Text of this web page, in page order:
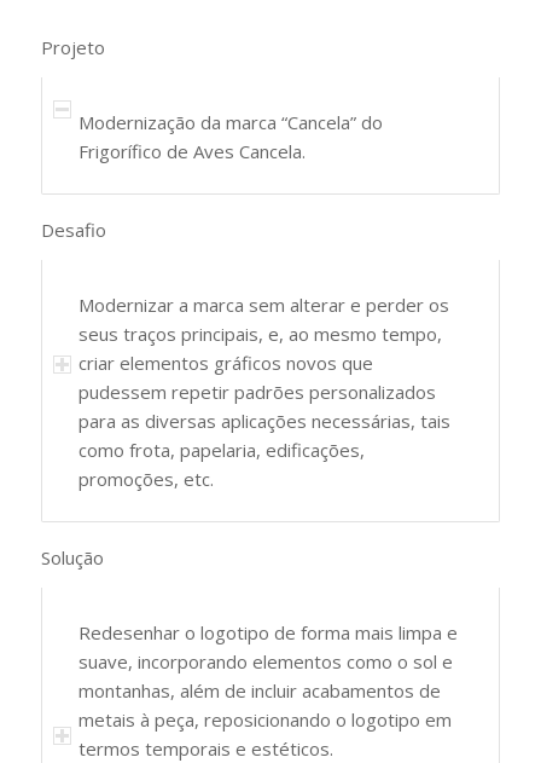
Projeto
Modernização da marca “Cancela” do
Frigorífico de Aves Cancela.
Desafio
Modernizar a marca sem alterar e perder os
seus traços principais, e, ao mesmo tempo,
criar elementos gráficos novos que
pudessem repetir padrões personalizados
para as diversas aplicações necessárias, tais
como frota, papelaria, edificações,
promoções, etc.
Solução
Redesenhar o logotipo de forma mais limpa e
suave, incorporando elementos como o sol e
montanhas, além de incluir acabamentos de
metais à peça, reposicionando o logotipo em
termos temporais e estéticos.